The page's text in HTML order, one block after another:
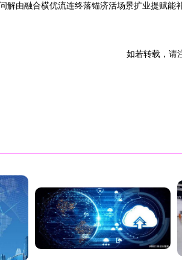
解由融合横优流连终落锚济活场景扩业提赋
如若转载，请